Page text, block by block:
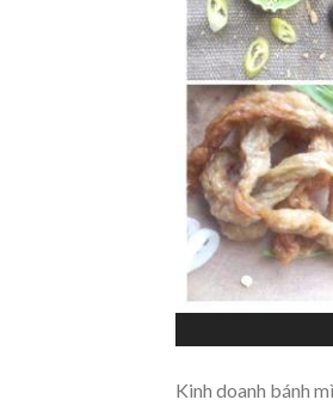
Kinh doanh bánh